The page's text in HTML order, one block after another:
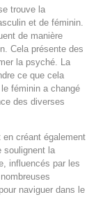
trouve la
et de féminin.
de manière
Cela présente des
la psyché. La
ce que cela
féminin a changé
des diverses
créant également
soulignent la
influencés par les
naviguer dans le